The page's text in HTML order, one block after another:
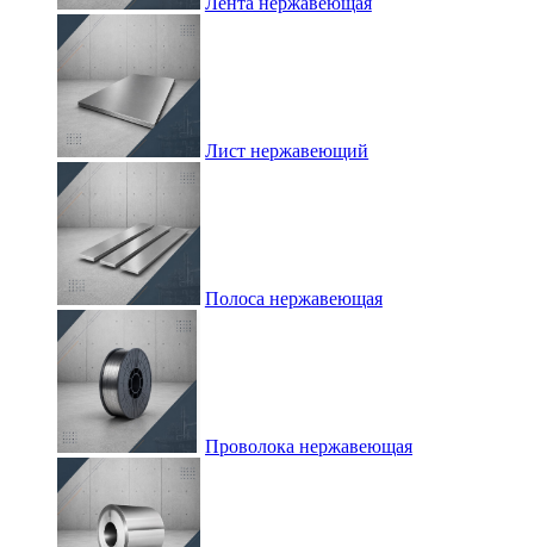
Лист нержавеющий
Полоса нержавеющая
Проволока нержавеющая